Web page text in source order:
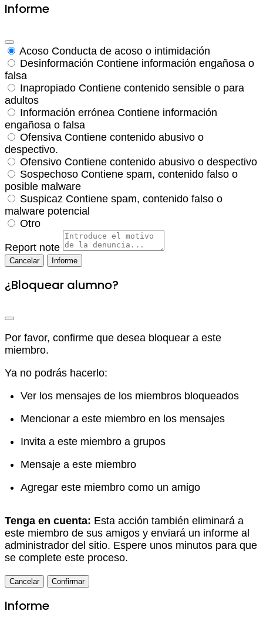
Informe
Acoso Conducta de acoso o intimidación
Desinformación Contiene información engañosa o
falsa
Inapropiado Contiene contenido sensible o para
adultos
Información errónea Contiene información
engañosa o falsa
Ofensiva Contiene contenido abusivo o
despectivo.
Ofensivo Contiene contenido abusivo o despectivo
Sospechoso Contiene spam, contenido falso o
posible malware
Suspicaz Contiene spam, contenido falso o
malware potencial
Otro
Report note
Informe
¿Bloquear alumno?
Por favor, confirme que desea bloquear a este
miembro.
Ya no podrás hacerlo:
Ver los mensajes de los miembros bloqueados
Mencionar a este miembro en los mensajes
Invita a este miembro a grupos
Mensaje a este miembro
Agregar este miembro como un amigo
Tenga en cuenta: Esta acción también eliminará a
este miembro de sus amigos y enviará un informe al
administrador del sitio. Espere unos minutos para que
se complete este proceso.
Confirmar
Informe